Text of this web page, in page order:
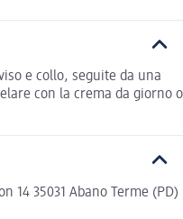
e collo, seguite da una
con la crema da giorno o
14 35031 Abano Terme (PD)